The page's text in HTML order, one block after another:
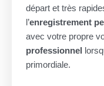
départ et très
l’enregistrement
avec votre propre
professionnel
primordiale.